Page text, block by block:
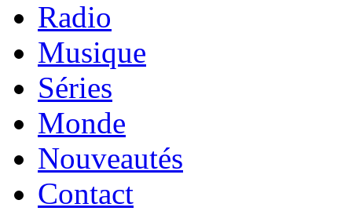
Radio
Musique
Séries
Monde
Nouveautés
Contact